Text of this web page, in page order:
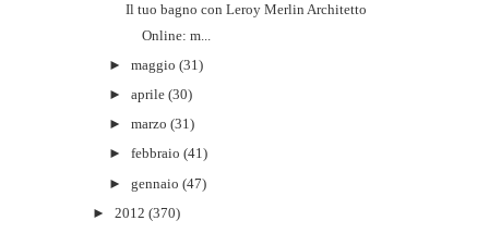
Il tuo bagno con Leroy Merlin Architetto
Online: m...
►maggio (31)
►aprile (30)
►marzo (31)
►febbraio (41)
►gennaio (47)
► 2012 (370)